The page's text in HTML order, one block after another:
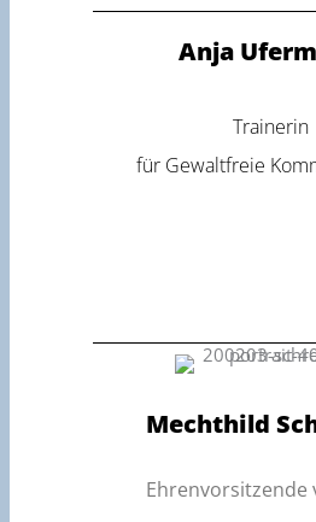
Anja
Trainerin
für Gewaltfreie
Mechthild
Ehrenvorsitzende